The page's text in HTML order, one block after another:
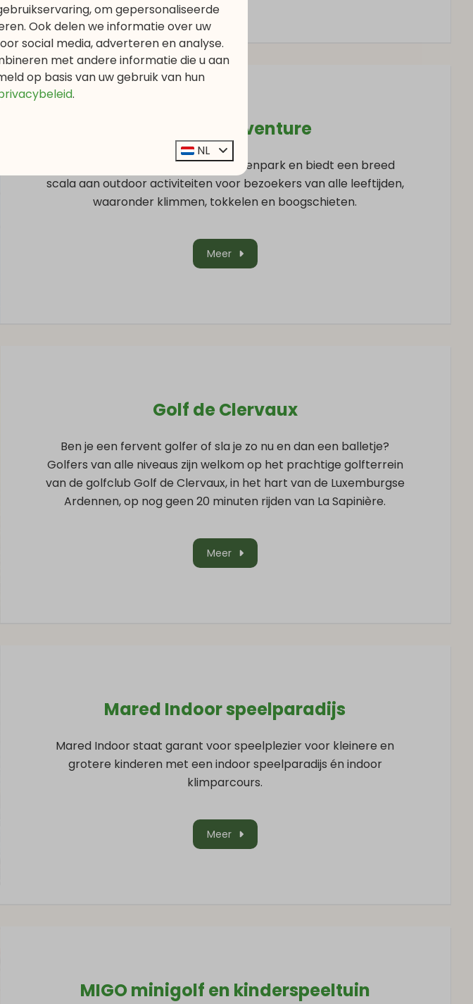
Steinfort Adventure
Steinfort Adventure is een avonturenpark en biedt een breed
scala aan outdoor activiteiten voor bezoekers van alle leeftijden,
waaronder klimmen, tokkelen en boogschieten.
Meer
Golf de Clervaux
Ben je een fervent golfer of sla je zo nu en dan een balletje?
Golfers van alle niveaus zijn welkom op het prachtige golfterrein
van de golfclub Golf de Clervaux, in het hart van de Luxemburgse
Ardennen, op nog geen 20 minuten rijden van La Sapinière.
Meer
Mared Indoor speelparadijs
Mared Indoor staat garant voor speelplezier voor kleinere en
grotere kinderen met een indoor speelparadijs én indoor
klimparcours.
Meer
MIGO minigolf en kinderspeeltuin
om gepersonaliseerde
Ook delen we informatie over uw
social media, adverteren en analyse.
met andere informatie die u aan
op basis van uw gebruik van hun
.
NL